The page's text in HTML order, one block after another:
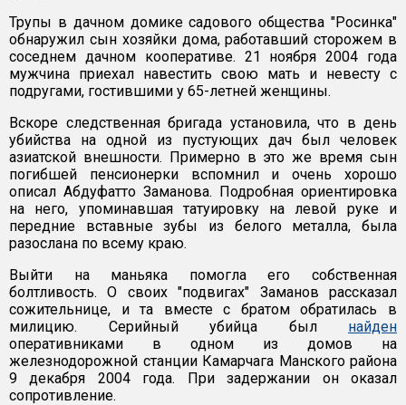
Трупы в дачном домике садового общества "Росинка"
обнаружил сын хозяйки дома, работавший сторожем в
соседнем дачном кооперативе. 21 ноября 2004 года
мужчина приехал навестить свою мать и невесту с
подругами, гостившими у 65-летней женщины.
Вскоре следственная бригада установила, что в день
убийства на одной из пустующих дач был человек
азиатской внешности. Примерно в это же время сын
погибшей пенсионерки вспомнил и очень хорошо
описал Абдуфатто Заманова. Подробная ориентировка
на него, упоминавшая татуировку на левой руке и
передние вставные зубы из белого металла, была
разослана по всему краю.
Выйти на маньяка помогла его собственная
болтливость. О своих "подвигах" Заманов рассказал
сожительнице, и та вместе с братом обратилась в
милицию. Серийный убийца был найден
оперативниками в одном из домов на
железнодорожной станции Камарчага Манского района
9 декабря 2004 года. При задержании он оказал
сопротивление.